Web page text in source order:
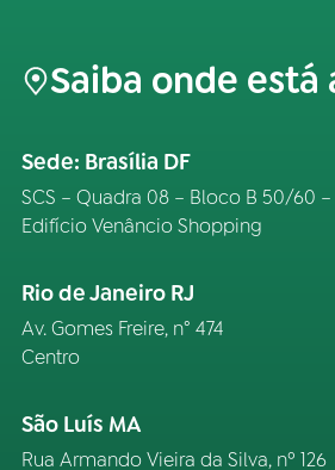
Saiba onde está
Sede: Brasília DF
SCS – Quadra 08 – Bloco B 50/60 –
Edifício Venâncio Shopping
Rio de Janeiro RJ
Av. Gomes Freire, n° 474
Centro
São Luís MA
Rua Armando Vieira da Silva, nº 126